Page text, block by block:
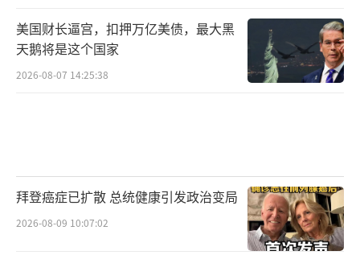
美国财长逼宫，扣押万亿美债，最大黑
天鹅将是这个国家
2026-08-07 14:25:38
拜登癌症已扩散 总统健康引发政治变局
2026-08-09 10:07:02